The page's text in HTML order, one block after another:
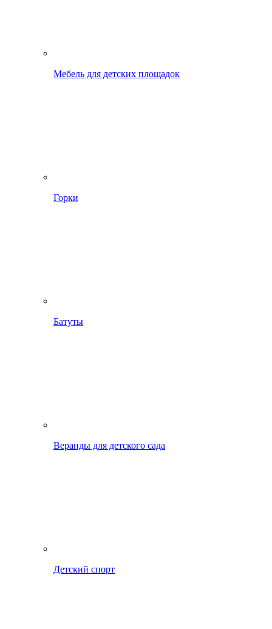
Мебель для детских площадок
Горки
Батуты
Веранды для детского сада
Детский спорт